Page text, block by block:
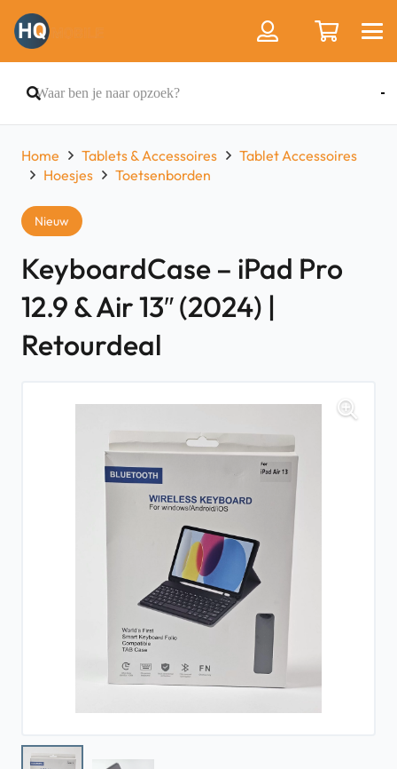
Home Tablets & Accessoires
Tablet Accessoires
Hoesjes
Toetsenborden
Nieuw
KeyboardCase – iPad Pro
12.9 & Air 13″ (2024) |
Retourdeal